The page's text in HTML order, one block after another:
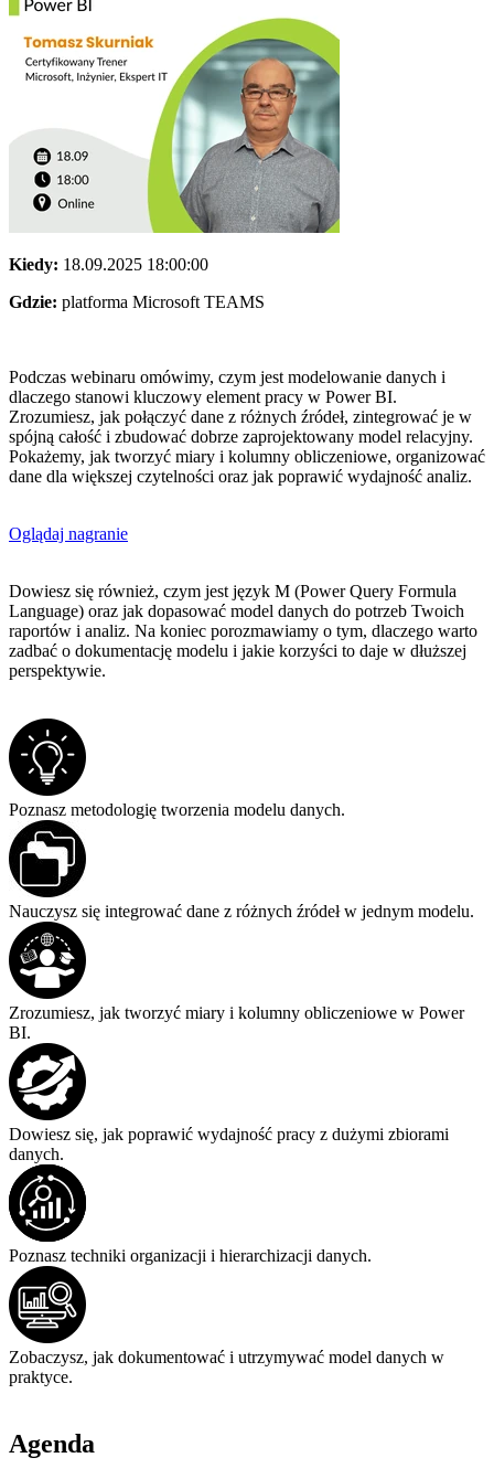
Kiedy: 18.09.2025 18:00:00
Gdzie: platforma Microsoft TEAMS
Podczas webinaru omówimy, czym jest modelowanie danych i
dlaczego stanowi kluczowy element pracy w Power BI.
Zrozumiesz, jak połączyć dane z różnych źródeł, zintegrować je w
spójną całość i zbudować dobrze zaprojektowany model relacyjny.
Pokażemy, jak tworzyć miary i kolumny obliczeniowe, organizować
dane dla większej czytelności oraz jak poprawić wydajność analiz.
Oglądaj nagranie
Dowiesz się również, czym jest język M (Power Query Formula
Language) oraz jak dopasować model danych do potrzeb Twoich
raportów i analiz. Na koniec porozmawiamy o tym, dlaczego warto
zadbać o dokumentację modelu i jakie korzyści to daje w dłuższej
perspektywie.
Poznasz metodologię tworzenia modelu danych.
Nauczysz się integrować dane z różnych źródeł w jednym modelu.
Zrozumiesz, jak tworzyć miary i kolumny obliczeniowe w Power
BI.
Dowiesz się, jak poprawić wydajność pracy z dużymi zbiorami
danych.
Poznasz techniki organizacji i hierarchizacji danych.
Zobaczysz, jak dokumentować i utrzymywać model danych w
praktyce.
Agenda